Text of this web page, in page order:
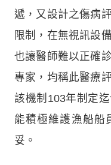
遞，又設計之傷病
限制，在無視訊設
也讓醫師難以正確
專家，均稱此醫療
該機制103年制定
能積極維護漁船船
妥。